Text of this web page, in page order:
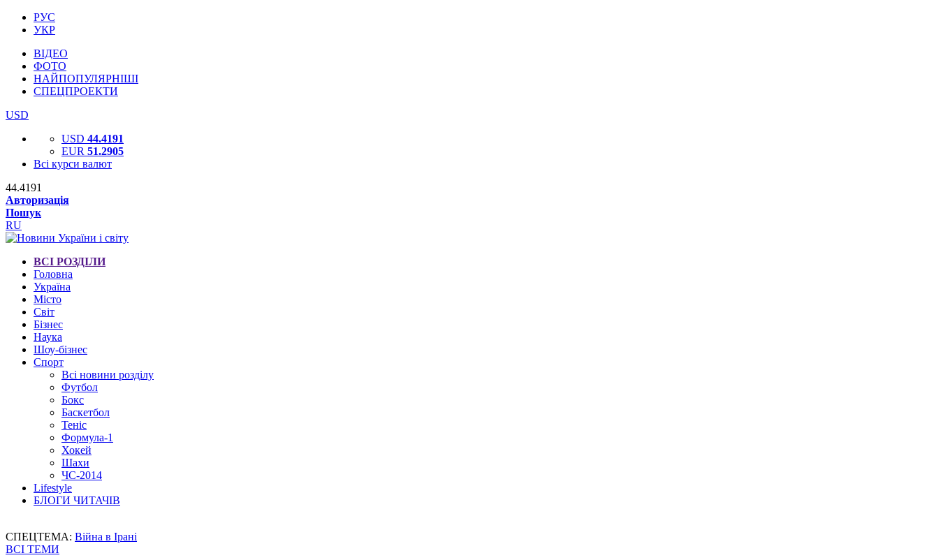
РУС
УКР
ВІДЕО
ФОТО
НАЙПОПУЛЯРНІШІ
СПЕЦПРОЕКТИ
USD
USD 44.4191
EUR 51.2905
Всі курси валют
44.4191
Авторизація
Пошук
RU
ВСІ РОЗДІЛИ
Головна
Україна
Місто
Світ
Бізнес
Наука
Шоу-бізнес
Спорт
Всі новини розділу
Футбол
Бокс
Баскетбол
Теніс
Формула-1
Хокей
Шахи
ЧС-2014
Lifestyle
БЛОГИ ЧИТАЧІВ
СПЕЦТЕМА: Війна в Ірані
ВСІ ТЕМИ